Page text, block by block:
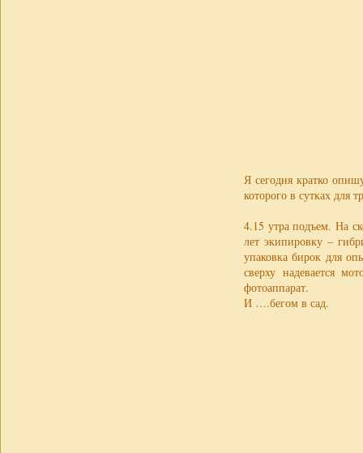
Я сегодня кратко
которого в сутках для
4.15 утра подъем. На
лет экипировку –
упаковка бирок для
сверху надевается
фотоаппарат.
И ….бегом в сад.